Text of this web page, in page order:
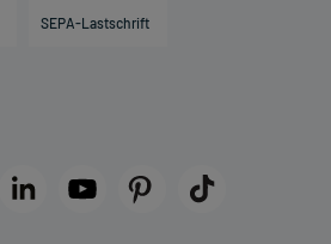
SEPA-Lastschrift